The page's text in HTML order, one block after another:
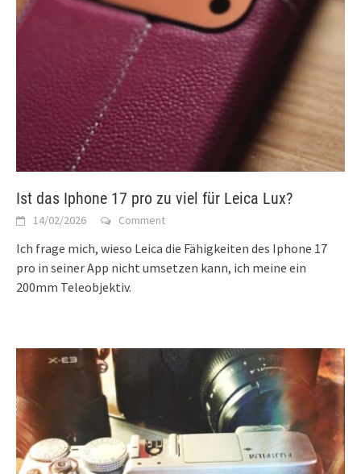
Ist das Iphone 17 pro zu viel für Leica Lux?
14/02/2026 Comment
Ich frage mich, wieso Leica die Fähigkeiten des Iphone 17
pro in seiner App nicht umsetzen kann, ich meine ein
200mm Teleobjektiv.